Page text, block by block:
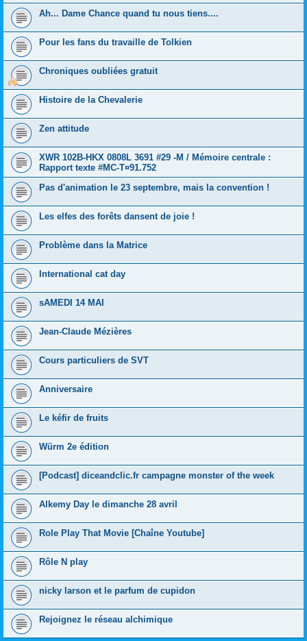
Ah... Dame Chance quand tu nous tiens....
Pour les fans du travaille de Tolkien
Chroniques oubliées gratuit
Histoire de la Chevalerie
Zen attitude
XWR 102B-HKX 0808L 3691 #29 -M / Mémoire centrale :
Rapport texte #MC-T¤91.752
Pas d'animation le 23 septembre, mais la convention !
Les elfes des forêts dansent de joie !
Problème dans la Matrice
International cat day
sAMEDI 14 MAI
Jean-Claude Mézières
Cours particuliers de SVT
Anniversaire
Le kéfir de fruits
Würm 2e édition
[Podcast] diceandclic.fr campagne monster of the week
Alkemy Day le dimanche 28 avril
Role Play That Movie [Chaîne Youtube]
Rôle N play
nicky larson et le parfum de cupidon
Rejoignez le réseau alchimique